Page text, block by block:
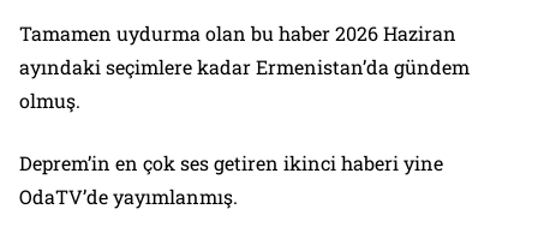
Tamamen uydurma olan bu haber 2026 Haziran
ayındaki seçimlere kadar Ermenistan’da gündem
olmuş.
Deprem’in en çok ses getiren ikinci haberi yine
OdaTV’de yayımlanmış.